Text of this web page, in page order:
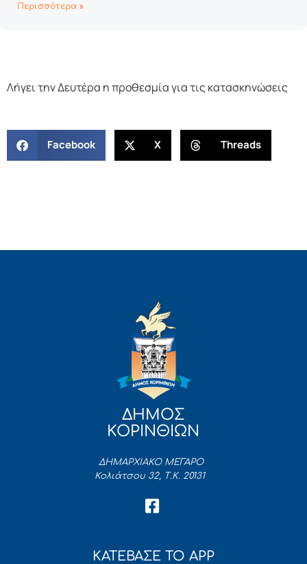
Περισσότερα »
Λήγει την Δευτέρα η προθεσμία για τις κατασκηνώσεις
Facebook X Threads
ΔΗΜΟΣ
ΚΟΡΙΝΘΙΩΝ
ΔΗΜΑΡΧΙΑΚΟ ΜΕΓΑΡΟ
Κολιάτσου 32, Τ.Κ. 20131
ΚΑΤΕΒΑΣΕ ΤΟ APP